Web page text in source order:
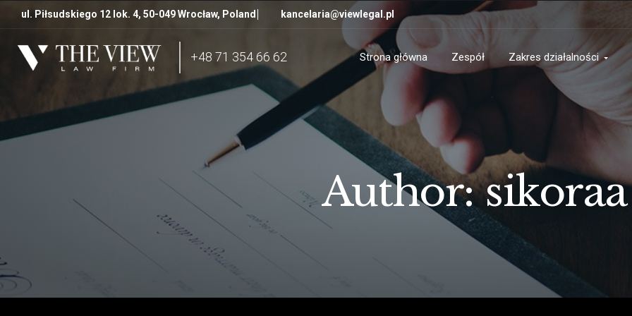
ul. Piłsudskiego 12 lok. 4, 50-049 Wrocław, Poland kancelaria@viewlegal.pl
+48 71 354 66 62 Strona główna Zespół Zakres działalności
Author: sikoraa